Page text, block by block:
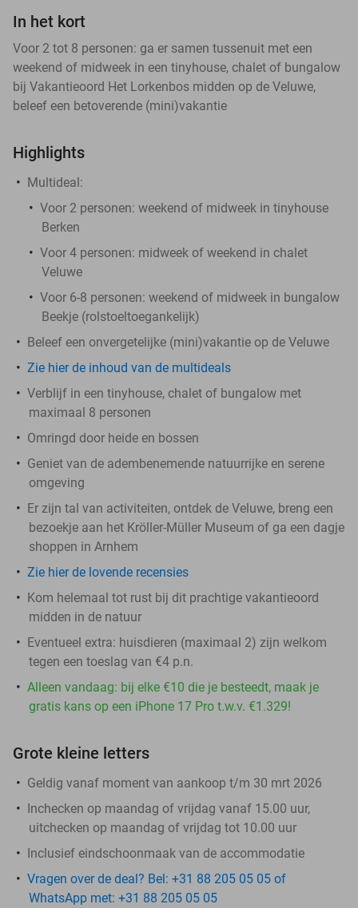
In het kort
Voor 2 tot 8 personen: ga er samen tussenuit met een
weekend of midweek in een tinyhouse, chalet of bungalow
bij Vakantieoord Het Lorkenbos midden op de Veluwe,
beleef een betoverende (mini)vakantie
Highlights
Multideal:
Voor 2 personen: weekend of midweek in tinyhouse
Berken
Voor 4 personen: midweek of weekend in chalet
Veluwe
Voor 6-8 personen: weekend of midweek in bungalow
Beekje (rolstoeltoegankelijk)
Beleef een onvergetelijke (mini)vakantie op de Veluwe
Zie hier de inhoud van de multideals
Verblijf in een tinyhouse, chalet of bungalow met
maximaal 8 personen
Omringd door heide en bossen
Geniet van de adembenemende natuurrijke en serene
omgeving
Er zijn tal van activiteiten, ontdek de Veluwe, breng een
bezoekje aan het Kröller-Müller Museum of ga een dagje
shoppen in Arnhem
Zie hier de lovende recensies
Kom helemaal tot rust bij dit prachtige vakantieoord
midden in de natuur
Eventueel extra: huisdieren (maximaal 2) zijn welkom
tegen een toeslag van €4 p.n.
Alleen vandaag: bij elke €10 die je besteedt, maak je
gratis kans op een iPhone 17 Pro t.w.v. €1.329!
Grote kleine letters
Geldig vanaf moment van aankoop t/m 30 mrt 2026
Inchecken op maandag of vrijdag vanaf 15.00 uur,
uitchecken op maandag of vrijdag tot 10.00 uur
Inclusief eindschoonmaak van de accommodatie
Vragen over de deal? Bel: +31 88 205 05 05 of
WhatsApp met: +31 88 205 05 05